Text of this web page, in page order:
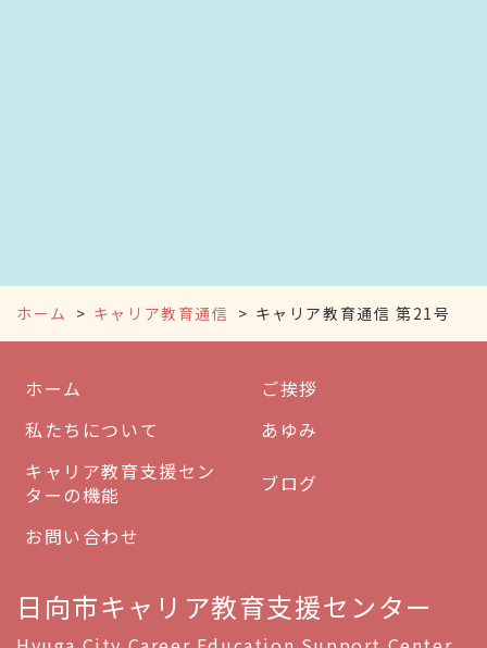
ホーム キャリア教育通信 キャリア教育通信 第21号
ホーム
ご挨拶
私たちについて
あゆみ
キャリア教育支援セン
ターの機能
ブログ
お問い合わせ
日向市キャリア教育支援センター